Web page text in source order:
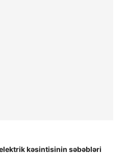
kəsintisinin səbəbləri